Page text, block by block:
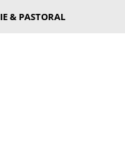
& PASTORAL